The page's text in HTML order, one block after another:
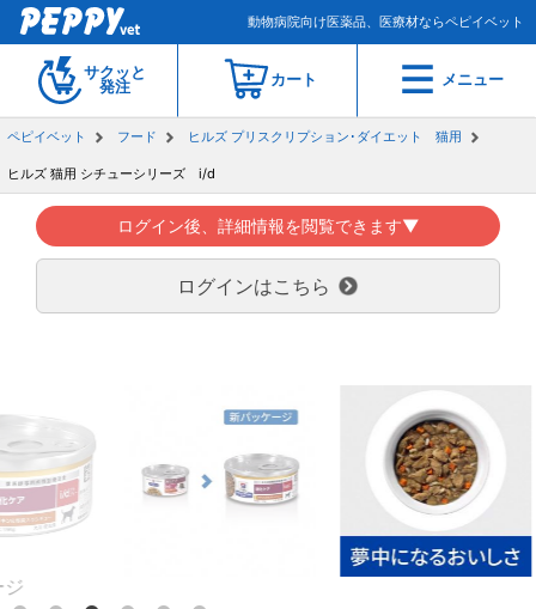
動物病院向け医薬品、医療材ならペピイベット
サクッと
発注
カート メニュー
ペピイベット フード ヒルズ プリスクリプション･ダイエット 猫用
ヒルズ 猫用 シチューシリーズ i/d
ログイン後、詳細情報を閲覧できます▼
ログインはこちら